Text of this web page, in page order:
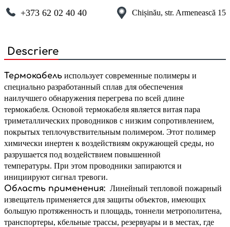
+373 62 02 40 40 Chișinău, str. Armenească 15
Descriere
Термокабель использует современные полимеры и
специально разработанный сплав для обеспечения
наилучшего обнаружения перегрева по всей длине
термокабеля. Основой термокабеля является витая пара
триметаллических проводников с низким сопротивлением,
покрытых теплочувствительным полимером. Этот полимер
химически инертен к воздействиям окружающей среды, но
разрушается под воздействием повышенной
температуры. При этом проводники запираются и
инициируют сигнал тревоги.
Область применения: Линейный тепловой пожарный
извещатель применяется для защиты объектов, имеющих
большую протяженность и площадь, тоннели метрополитена,
транспортеры, кбельные трассы, резервуары и в местах, где